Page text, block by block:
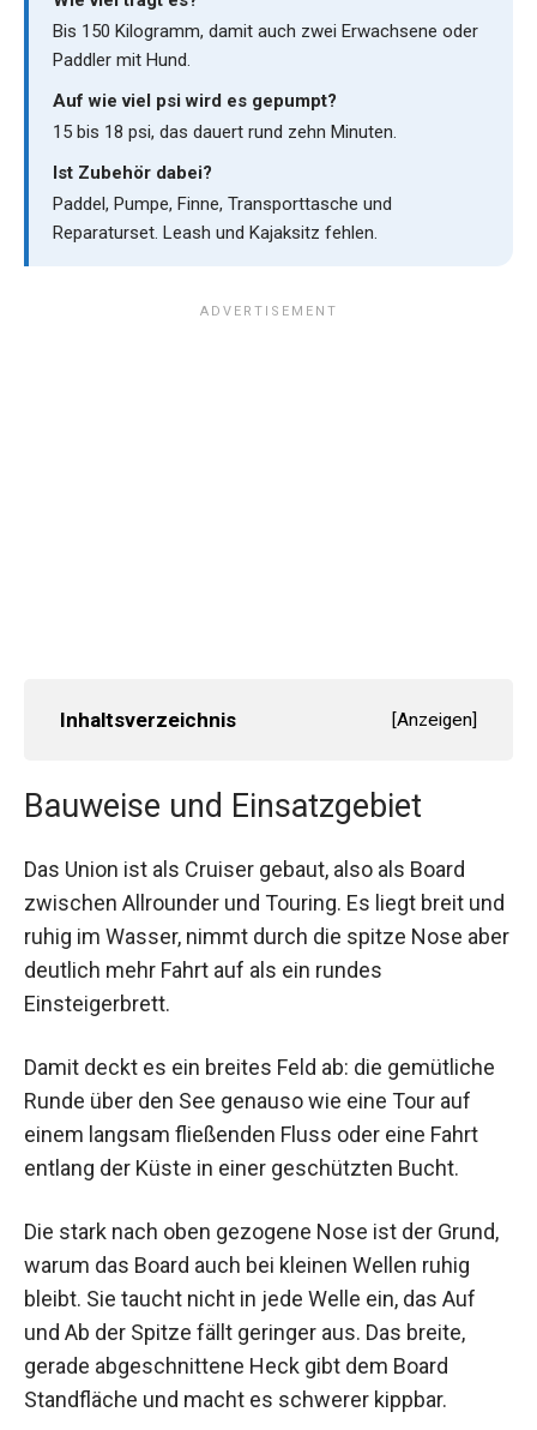
Bis 150 Kilogramm, damit auch zwei Erwachsene oder
Paddler mit Hund.
Auf wie viel psi wird es gepumpt?
15 bis 18 psi, das dauert rund zehn Minuten.
Ist Zubehör dabei?
Paddel, Pumpe, Finne, Transporttasche und
Reparaturset. Leash und Kajaksitz fehlen.
Inhaltsverzeichnis [Anzeigen]
Bauweise und Einsatzgebiet
Das Union ist als Cruiser gebaut, also als Board
zwischen Allrounder und Touring. Es liegt breit und
ruhig im Wasser, nimmt durch die spitze Nose aber
deutlich mehr Fahrt auf als ein rundes
Einsteigerbrett.
Damit deckt es ein breites Feld ab: die gemütliche
Runde über den See genauso wie eine Tour auf
einem langsam fließenden Fluss oder eine Fahrt
entlang der Küste in einer geschützten Bucht.
Die stark nach oben gezogene Nose ist der Grund,
warum das Board auch bei kleinen Wellen ruhig
bleibt. Sie taucht nicht in jede Welle ein, das Auf
und Ab der Spitze fällt geringer aus. Das breite,
gerade abgeschnittene Heck gibt dem Board
Standfläche und macht es schwerer kippbar.